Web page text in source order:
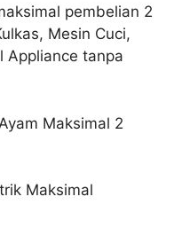
pembelian 2
Mesin Cuci,
Appliance tanpa
Maksimal 2
Maksimal